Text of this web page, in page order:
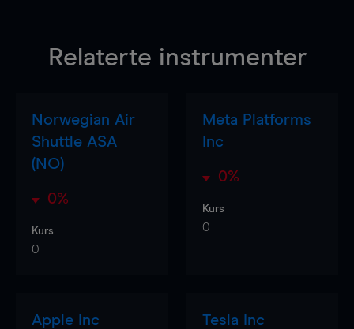
Relaterte instrumenter
Norwegian Air
Shuttle ASA
(NO)
0%
Kurs
0
Meta Platforms
Inc
0%
Kurs
0
Apple Inc Tesla Inc